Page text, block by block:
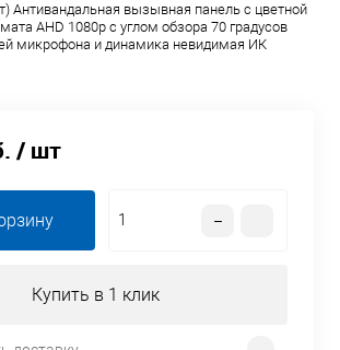
Антивандальная вызывная панель с цветной
AHD 1080p с углом обзора 70 градусов
микрофона и динамика невидимая ИК
/ шт
Купить в 1 клик